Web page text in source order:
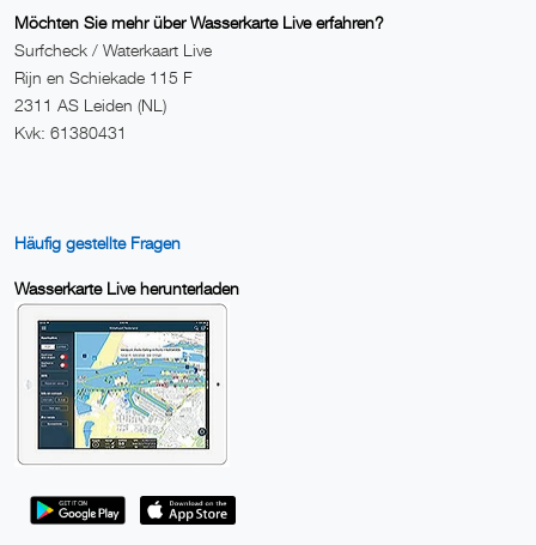
Möchten Sie mehr über Wasserkarte Live erfahren?
Surfcheck / Waterkaart Live
Rijn en Schiekade 115 F
2311 AS Leiden (NL)
Kvk: 61380431
Häufig gestellte Fragen
Wasserkarte Live herunterladen